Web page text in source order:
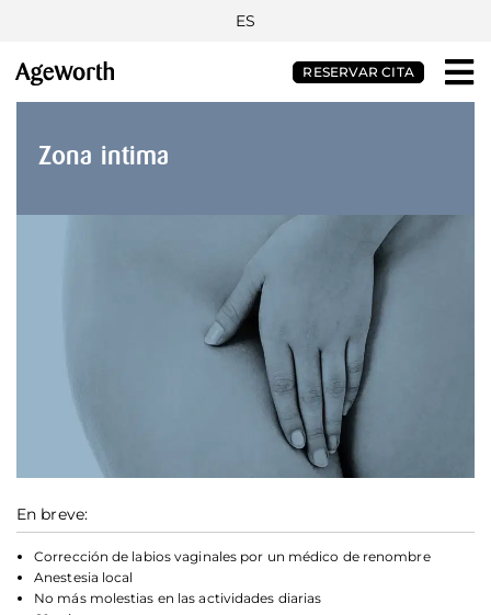
ES
RESERVAR CITA
Zona intima
En breve:
Corrección de labios vaginales por un médico de renombre
Anestesia local
No más molestias en las actividades diarias